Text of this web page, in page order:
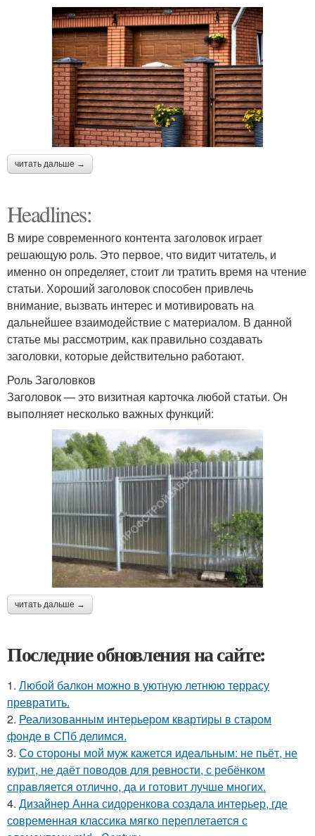
читать дальше →
Headlines:
В мире современного контента заголовок играет
решающую роль. Это первое, что видит читатель, и
именно он определяет, стоит ли тратить время на чтение
статьи. Хороший заголовок способен привлечь
внимание, вызвать интерес и мотивировать на
дальнейшее взаимодействие с материалом. В данной
статье мы рассмотрим, как правильно создавать
заголовки, которые действительно работают.
Роль Заголовков
Заголовок — это визитная карточка любой статьи. Он
выполняет несколько важных функций:
читать дальше →
Последние обновления на сайте:
1. Любой балкон можно в уютную летнюю террасу
превратить.
2. Реализованным интерьером квартиры в старом
фонде в СПб делимся.
3. Со стороны мой муж кажется идеальным: не пьёт, не
курит, не даёт поводов для ревности, с ребёнком
справляется отлично, да и готовит лучше многих.
4. Дизайнер Анна сидоренкова создала интерьер, где
современная классика мягко переплетается с